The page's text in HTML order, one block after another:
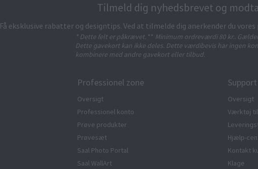
Tilmeld dig nyhedsbrevet og
Få eksklusive rabatter og designtips. Ved at tilmelde dig anerkender du vores
* Dette felt er påkrævet. ** Minimum ordreværdi 80 kr..
Dette gavekort kan ikke deles. Dette værdibevis har ingen
kombinere med andre gavekort eller tilbud.
Professionel zone
Oversigt
Professionel konto
Prøve produkter
Prøvesæt
Saal Photo Portal
Saal WallArt
Oversigt
Værktøj
Hjælp-
Kontakt
Klage